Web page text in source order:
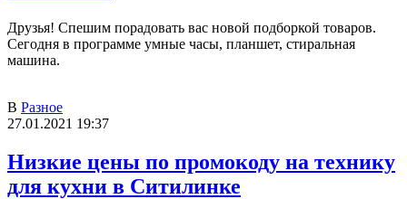
Друзья! Спешим порадовать вас новой подборкой товаров.
Сегодня в программе умные часы, планшет, стиральная
машина.
В Разное
27.01.2021 19:37
Низкие цены по промокоду на технику
для кухни в Ситилинке